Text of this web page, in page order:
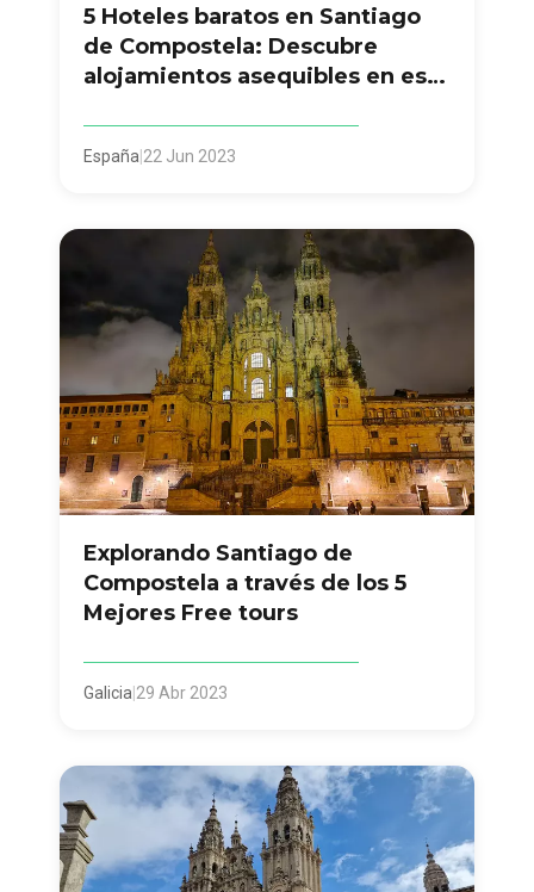
5 Hoteles baratos en Santiago
de Compostela: Descubre
alojamientos asequibles en esta
España 22 Jun 2023
Explorando Santiago de
Compostela a través de los 5
Mejores Free tours
Galicia 29 Abr 2023